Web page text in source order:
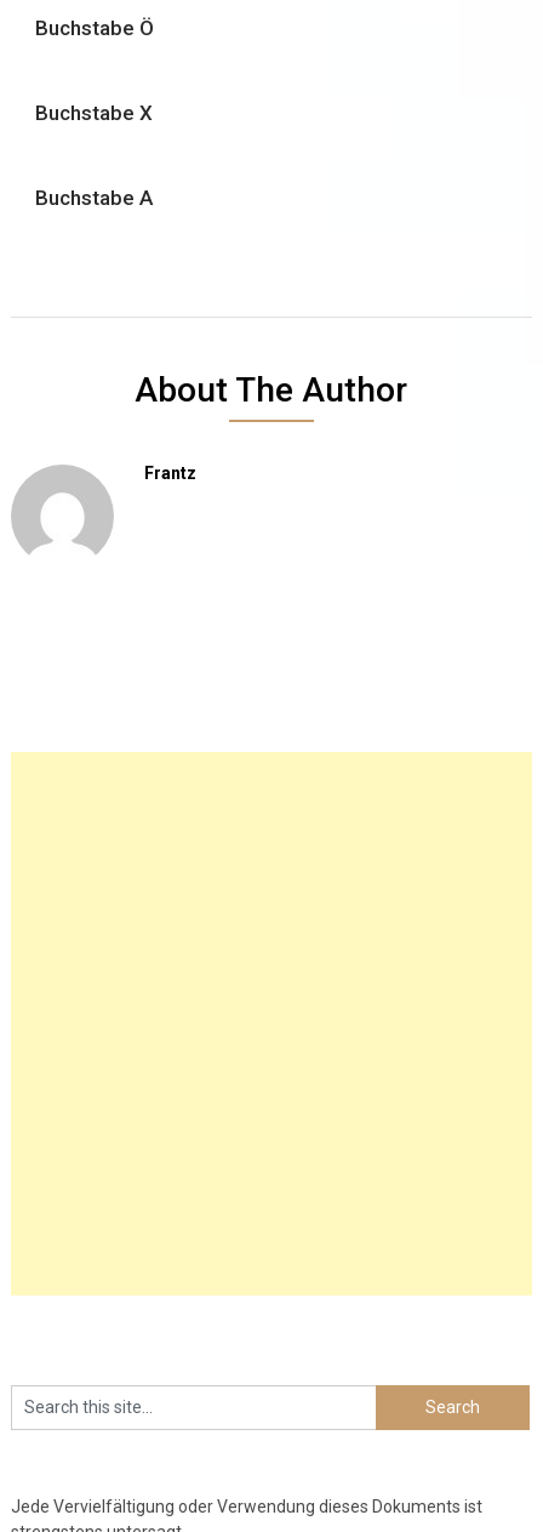
Buchstabe Ö
Buchstabe X
Buchstabe A
About The Author
Frantz
Jede Vervielfältigung oder Verwendung dieses Dokuments ist